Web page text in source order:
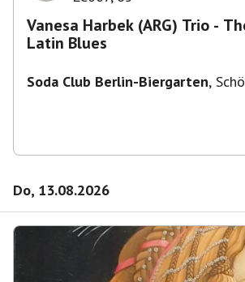
Vanesa Harbek (ARG) Trio -
Latin Blues
Soda Club Berlin-Biergarten,
Do, 13.08.2026